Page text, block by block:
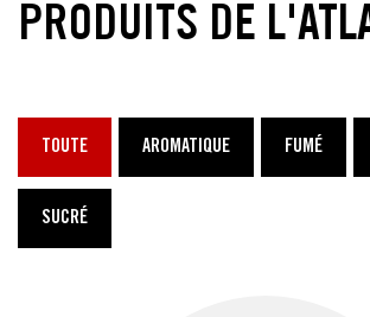
PRODUITS DE
TOUTE AROMATIQUE FUMÉ
SUCRÉ